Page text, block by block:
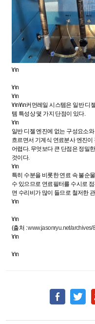
\r\n
\r\n
\r\n
\r\n\r\n커먼레일 시스템은 일반 디
템 특성상 몇 가지 단점이 있다.
\r\n
일반 디젤 엔진에 없는 구성요소
흐르면서 기계식 연료분사 엔진
어렵다. 무엇보다 큰 단점은 정밀
것이다.
\r\n
특히 수분을 비롯한 연료 속 불순
수 있으므로 연료필터를 수시로
면 수리비가 많이 들므로 철저한
\r\n
\r\n
(출처 :www.jasonryu.net/archives/
\r\n
\r\n